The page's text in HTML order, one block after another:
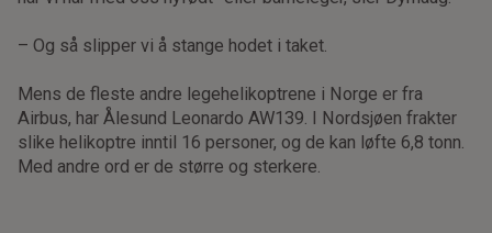
– Og så slipper vi å stange hodet i taket.
Mens de fleste andre legehelikoptrene i Norge er fra
Airbus, har Ålesund Leonardo AW139. I Nordsjøen frakter
slike helikoptre inntil 16 personer, og de kan løfte 6,8 tonn.
Med andre ord er de større og sterkere.